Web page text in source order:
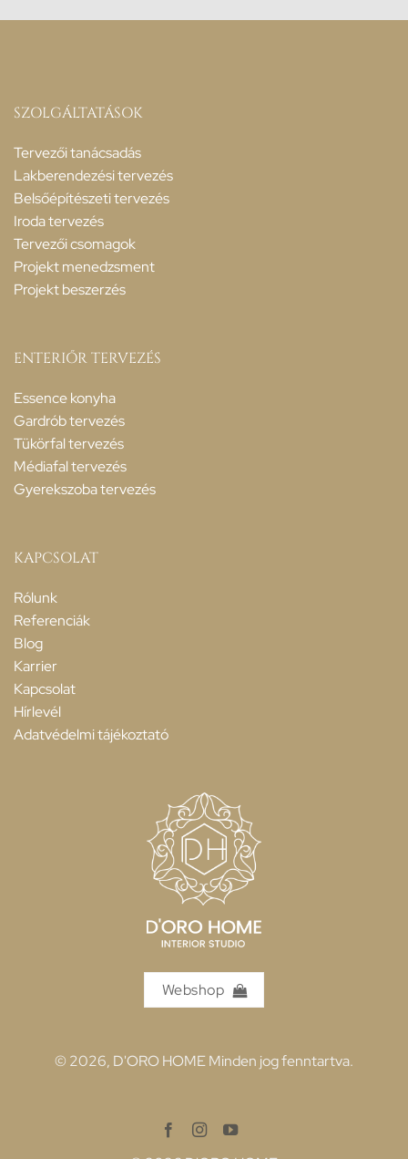
SZOLGÁLTATÁSOK
Tervezői tanácsadás
Lakberendezési tervezés
Belsőépítészeti tervezés
Iroda tervezés
Tervezői csomagok
Projekt menedzsment
Projekt beszerzés
ENTERIŐR TERVEZÉS
Essence konyha
Gardrób tervezés
Tükörfal tervezés
Médiafal tervezés
Gyerekszoba tervezés
KAPCSOLAT
Rólunk
Referenciák
Blog
Karrier
Kapcsolat
Hírlevél
Adatvédelmi tájékoztató
Webshop
© 2026, D'ORO HOME Minden jog fenntartva.